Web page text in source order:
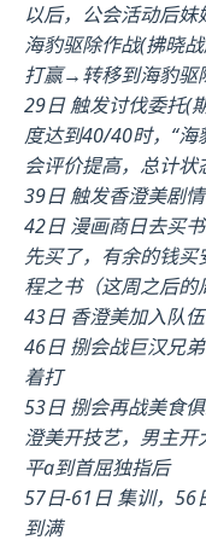
以后，公会活动后妹
海豹驱除作战(拂晓
打赢→转移到海豹驱
29日 触发讨伐委托(
度达到40/40时，“
会评价提高，总计状
39日 触发香澄美剧情
42日 漫画商日去买
先买了，有余的钱
程之书（这周之后的
43日 香澄美加入队伍
46日 捌会战巨汉兄
着打
53日 捌会再战美食
澄美开技艺，男主
平a到首屈独指后
57日-61日 集训，56
到满